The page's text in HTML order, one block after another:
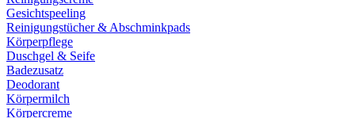
Gesichtspeeling
Reinigungstücher & Abschminkpads
Körperpflege
Duschgel & Seife
Badezusatz
Deodorant
Körpermilch
Körpercreme